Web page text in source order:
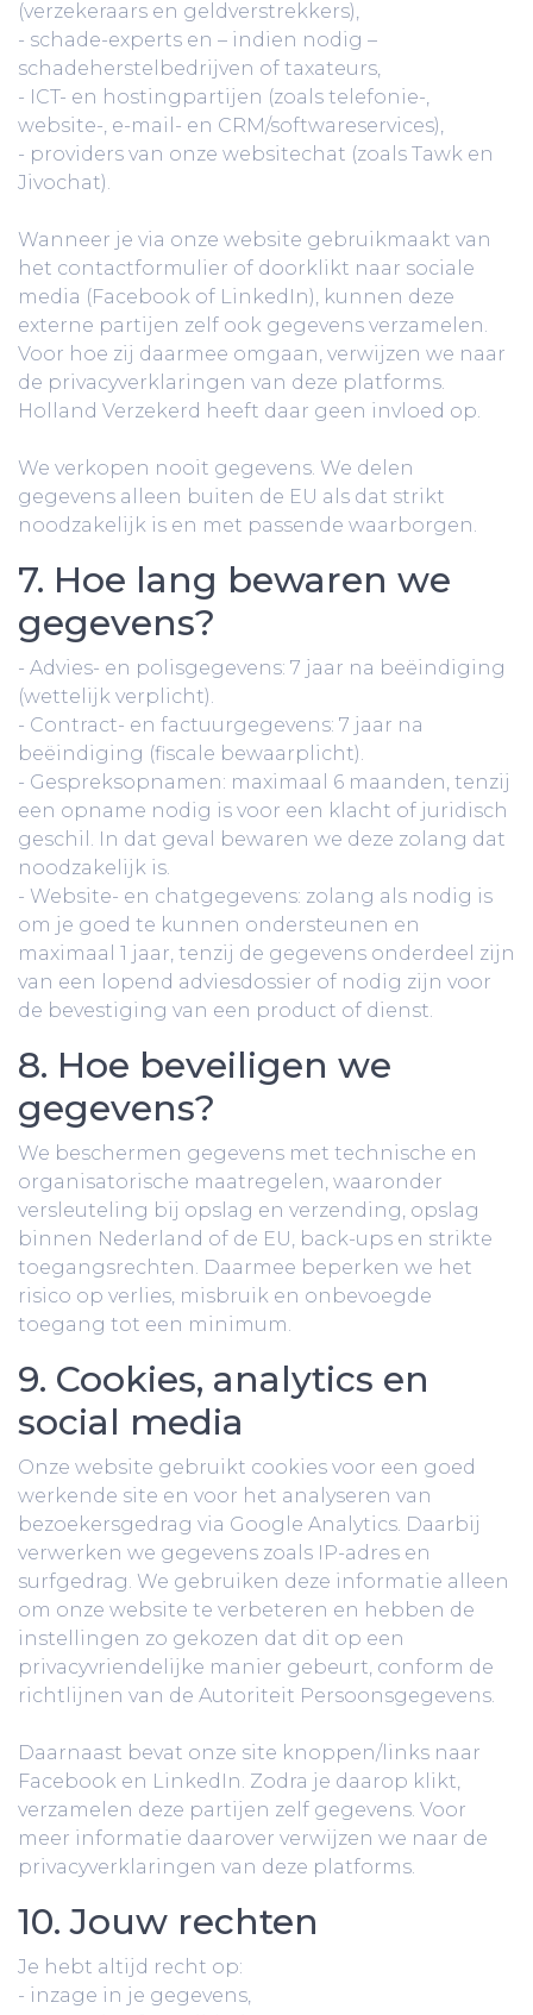
(verzekeraars en geldverstrekkers),
- schade-experts en – indien nodig –
schadeherstelbedrijven of taxateurs,
- ICT- en hostingpartijen (zoals telefonie-,
website-, e-mail- en CRM/softwareservices),
- providers van onze websitechat (zoals Tawk en
Jivochat).
Wanneer je via onze website gebruikmaakt van
het contactformulier of doorklikt naar sociale
media (Facebook of LinkedIn), kunnen deze
externe partijen zelf ook gegevens verzamelen.
Voor hoe zij daarmee omgaan, verwijzen we naar
de privacyverklaringen van deze platforms.
Holland Verzekerd heeft daar geen invloed op.
We verkopen nooit gegevens. We delen
gegevens alleen buiten de EU als dat strikt
noodzakelijk is en met passende waarborgen.
7. Hoe lang bewaren we
gegevens?
- Advies- en polisgegevens: 7 jaar na beëindiging
(wettelijk verplicht).
- Contract- en factuurgegevens: 7 jaar na
beëindiging (fiscale bewaarplicht).
- Gespreksopnamen: maximaal 6 maanden, tenzij
een opname nodig is voor een klacht of juridisch
geschil. In dat geval bewaren we deze zolang dat
noodzakelijk is.
- Website- en chatgegevens: zolang als nodig is
om je goed te kunnen ondersteunen en
maximaal 1 jaar, tenzij de gegevens onderdeel zijn
van een lopend adviesdossier of nodig zijn voor
de bevestiging van een product of dienst.
8. Hoe beveiligen we
gegevens?
We beschermen gegevens met technische en
organisatorische maatregelen, waaronder
versleuteling bij opslag en verzending, opslag
binnen Nederland of de EU, back-ups en strikte
toegangsrechten. Daarmee beperken we het
risico op verlies, misbruik en onbevoegde
toegang tot een minimum.
9. Cookies, analytics en
social media
Onze website gebruikt cookies voor een goed
werkende site en voor het analyseren van
bezoekersgedrag via Google Analytics. Daarbij
verwerken we gegevens zoals IP-adres en
surfgedrag. We gebruiken deze informatie alleen
om onze website te verbeteren en hebben de
instellingen zo gekozen dat dit op een
privacyvriendelijke manier gebeurt, conform de
richtlijnen van de Autoriteit Persoonsgegevens.
Daarnaast bevat onze site knoppen/links naar
Facebook en LinkedIn. Zodra je daarop klikt,
verzamelen deze partijen zelf gegevens. Voor
meer informatie daarover verwijzen we naar de
privacyverklaringen van deze platforms.
10. Jouw rechten
Je hebt altijd recht op:
- inzage in je gegevens,